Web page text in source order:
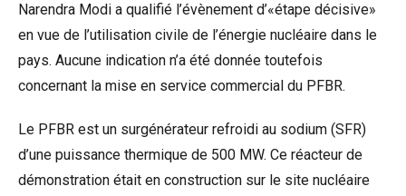
Narendra Modi a qualifié l’évènement d’«étape décisive»
en vue de l’utilisation civile de l’énergie nucléaire dans le
pays. Aucune indication n’a été donnée toutefois
concernant la mise en service commercial du PFBR.
Le PFBR est un surgénérateur refroidi au sodium (SFR)
d’une puissance thermique de 500 MW. Ce réacteur de
démonstration était en construction sur le site nucléaire